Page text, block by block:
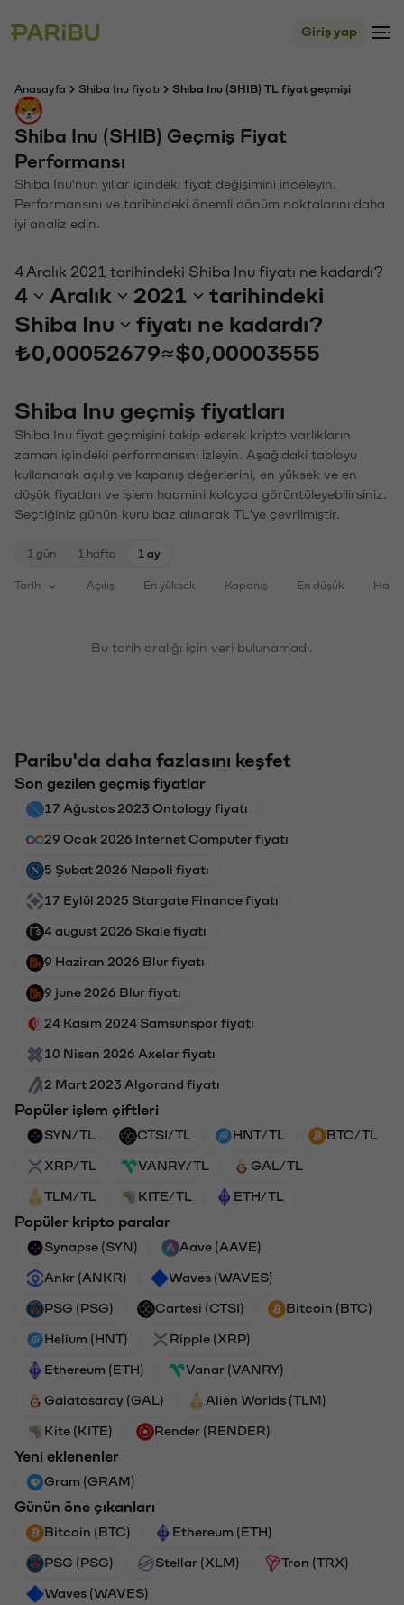
Giriş yap
Anasayfa Shiba Inu fiyatı Shiba Inu (SHIB) TL fiyat geçmişi
Shiba Inu (SHIB) Geçmiş Fiyat
Performansı
Shiba Inu'nun yıllar içindeki fiyat değişimini inceleyin.
Performansını ve tarihindeki önemli dönüm noktalarını daha
iyi analiz edin.
4 Aralık 2021 tarihindeki Shiba Inu fiyatı ne kadardı?
4 Aralık 2021
tarihindeki
Shiba Inu
fiyatı ne kadardı?
₺0,00052679≈$0,00003555
Shiba Inu geçmiş fiyatları
Shiba Inu fiyat geçmişini takip ederek kripto varlıkların
zaman içindeki performansını izleyin. Aşağıdaki tabloyu
kullanarak açılış ve kapanış değerlerini, en yüksek ve en
düşük fiyatları ve işlem hacmini kolayca görüntüleyebilirsiniz.
Seçtiğiniz günün kuru baz alınarak TL'ye çevrilmiştir.
1 gün 1 hafta 1 ay
Tarih Açılış En yüksek Kapanış En düşük
Bu tarih aralığı için veri bulunamadı.
Paribu'da daha fazlasını keşfet
Son gezilen geçmiş fiyatlar
17 Ağustos 2023 Ontology fiyatı
29 Ocak 2026 Internet Computer fiyatı
5 Şubat 2026 Napoli fiyatı
17 Eylül 2025 Stargate Finance fiyatı
4 august 2026 Skale fiyatı
9 Haziran 2026 Blur fiyatı
9 june 2026 Blur fiyatı
24 Kasım 2024 Samsunspor fiyatı
10 Nisan 2026 Axelar fiyatı
2 Mart 2023 Algorand fiyatı
Popüler işlem çiftleri
SYN/TL CTSI/TL HNT/TL BTC/TL
XRP/TL VANRY/TL GAL/TL
TLM/TL KITE/TL ETH/TL
Popüler kripto paralar
Synapse (SYN) Aave (AAVE)
Ankr (ANKR) Waves (WAVES)
PSG (PSG) Cartesi (CTSI) Bitcoin (BTC)
Helium (HNT) Ripple (XRP)
Ethereum (ETH) Vanar (VANRY)
Galatasaray (GAL) Alien Worlds (TLM)
Kite (KITE) Render (RENDER)
Yeni eklenenler
Gram (GRAM)
Günün öne çıkanları
Bitcoin (BTC) Ethereum (ETH)
PSG (PSG) Stellar (XLM) Tron (TRX)
Waves (WAVES)